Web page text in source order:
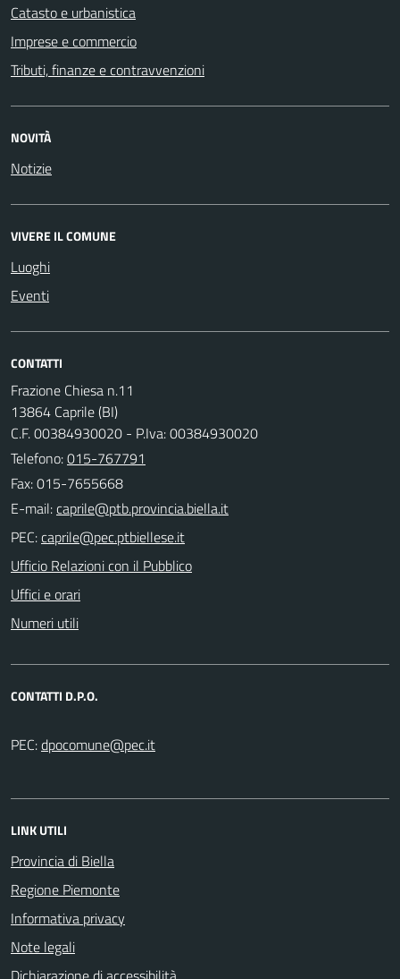
Catasto e urbanistica
Imprese e commercio
Tributi, finanze e contravvenzioni
NOVITÀ
Notizie
VIVERE IL COMUNE
Luoghi
Eventi
CONTATTI
Frazione Chiesa n.11
13864 Caprile (BI)
C.F. 00384930020 - P.Iva: 00384930020
Telefono:015-767791
Fax: 015-7655668
E-mail:
PEC:
Ufficio Relazioni con il Pubblico
Uffici e orari
Numeri utili
CONTATTI D.P.O.
PEC:
LINK UTILI
Provincia di Biella
Regione Piemonte
Informativa privacy
Note legali